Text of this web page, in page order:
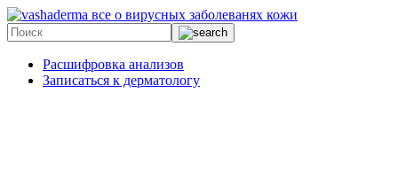
все о вирусных заболеванях кожи
Расшифровка анализов
Записаться к дерматологу